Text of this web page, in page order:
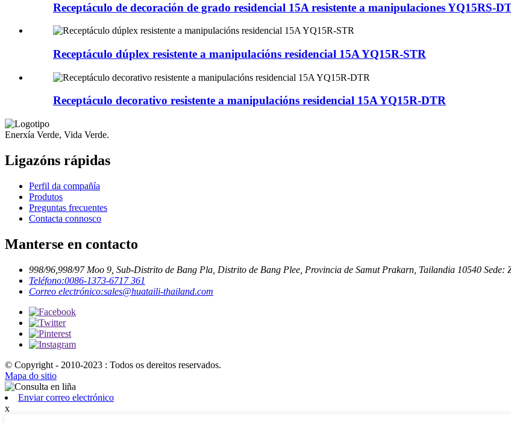
Receptáculo de decoración de grado residencial 15A resistente a manipulaciones YQ15RS-
Receptáculo dúplex resistente a manipulacións residencial 15A YQ15R-STR
Receptáculo decorativo resistente a manipulacións residencial 15A YQ15R-DTR
Enerxía Verde, Vida Verde.
Ligazóns rápidas
Perfil da compañía
Produtos
Preguntas frecuentes
Contacta connosco
Manterse en contacto
998/96,998/97 Moo 9, Sub-Distrito de Bang Pla, Distrito de Bang Plee, Provincia de Samut Prakarn, Tailandia 10540
Teléfono:0086-1373-6717 361
Correo electrónico:sales@huataili-thailand.com
© Copyright - 2010-2023 : Todos os dereitos reservados.
Mapa do sitio
Enviar correo electrónico
x